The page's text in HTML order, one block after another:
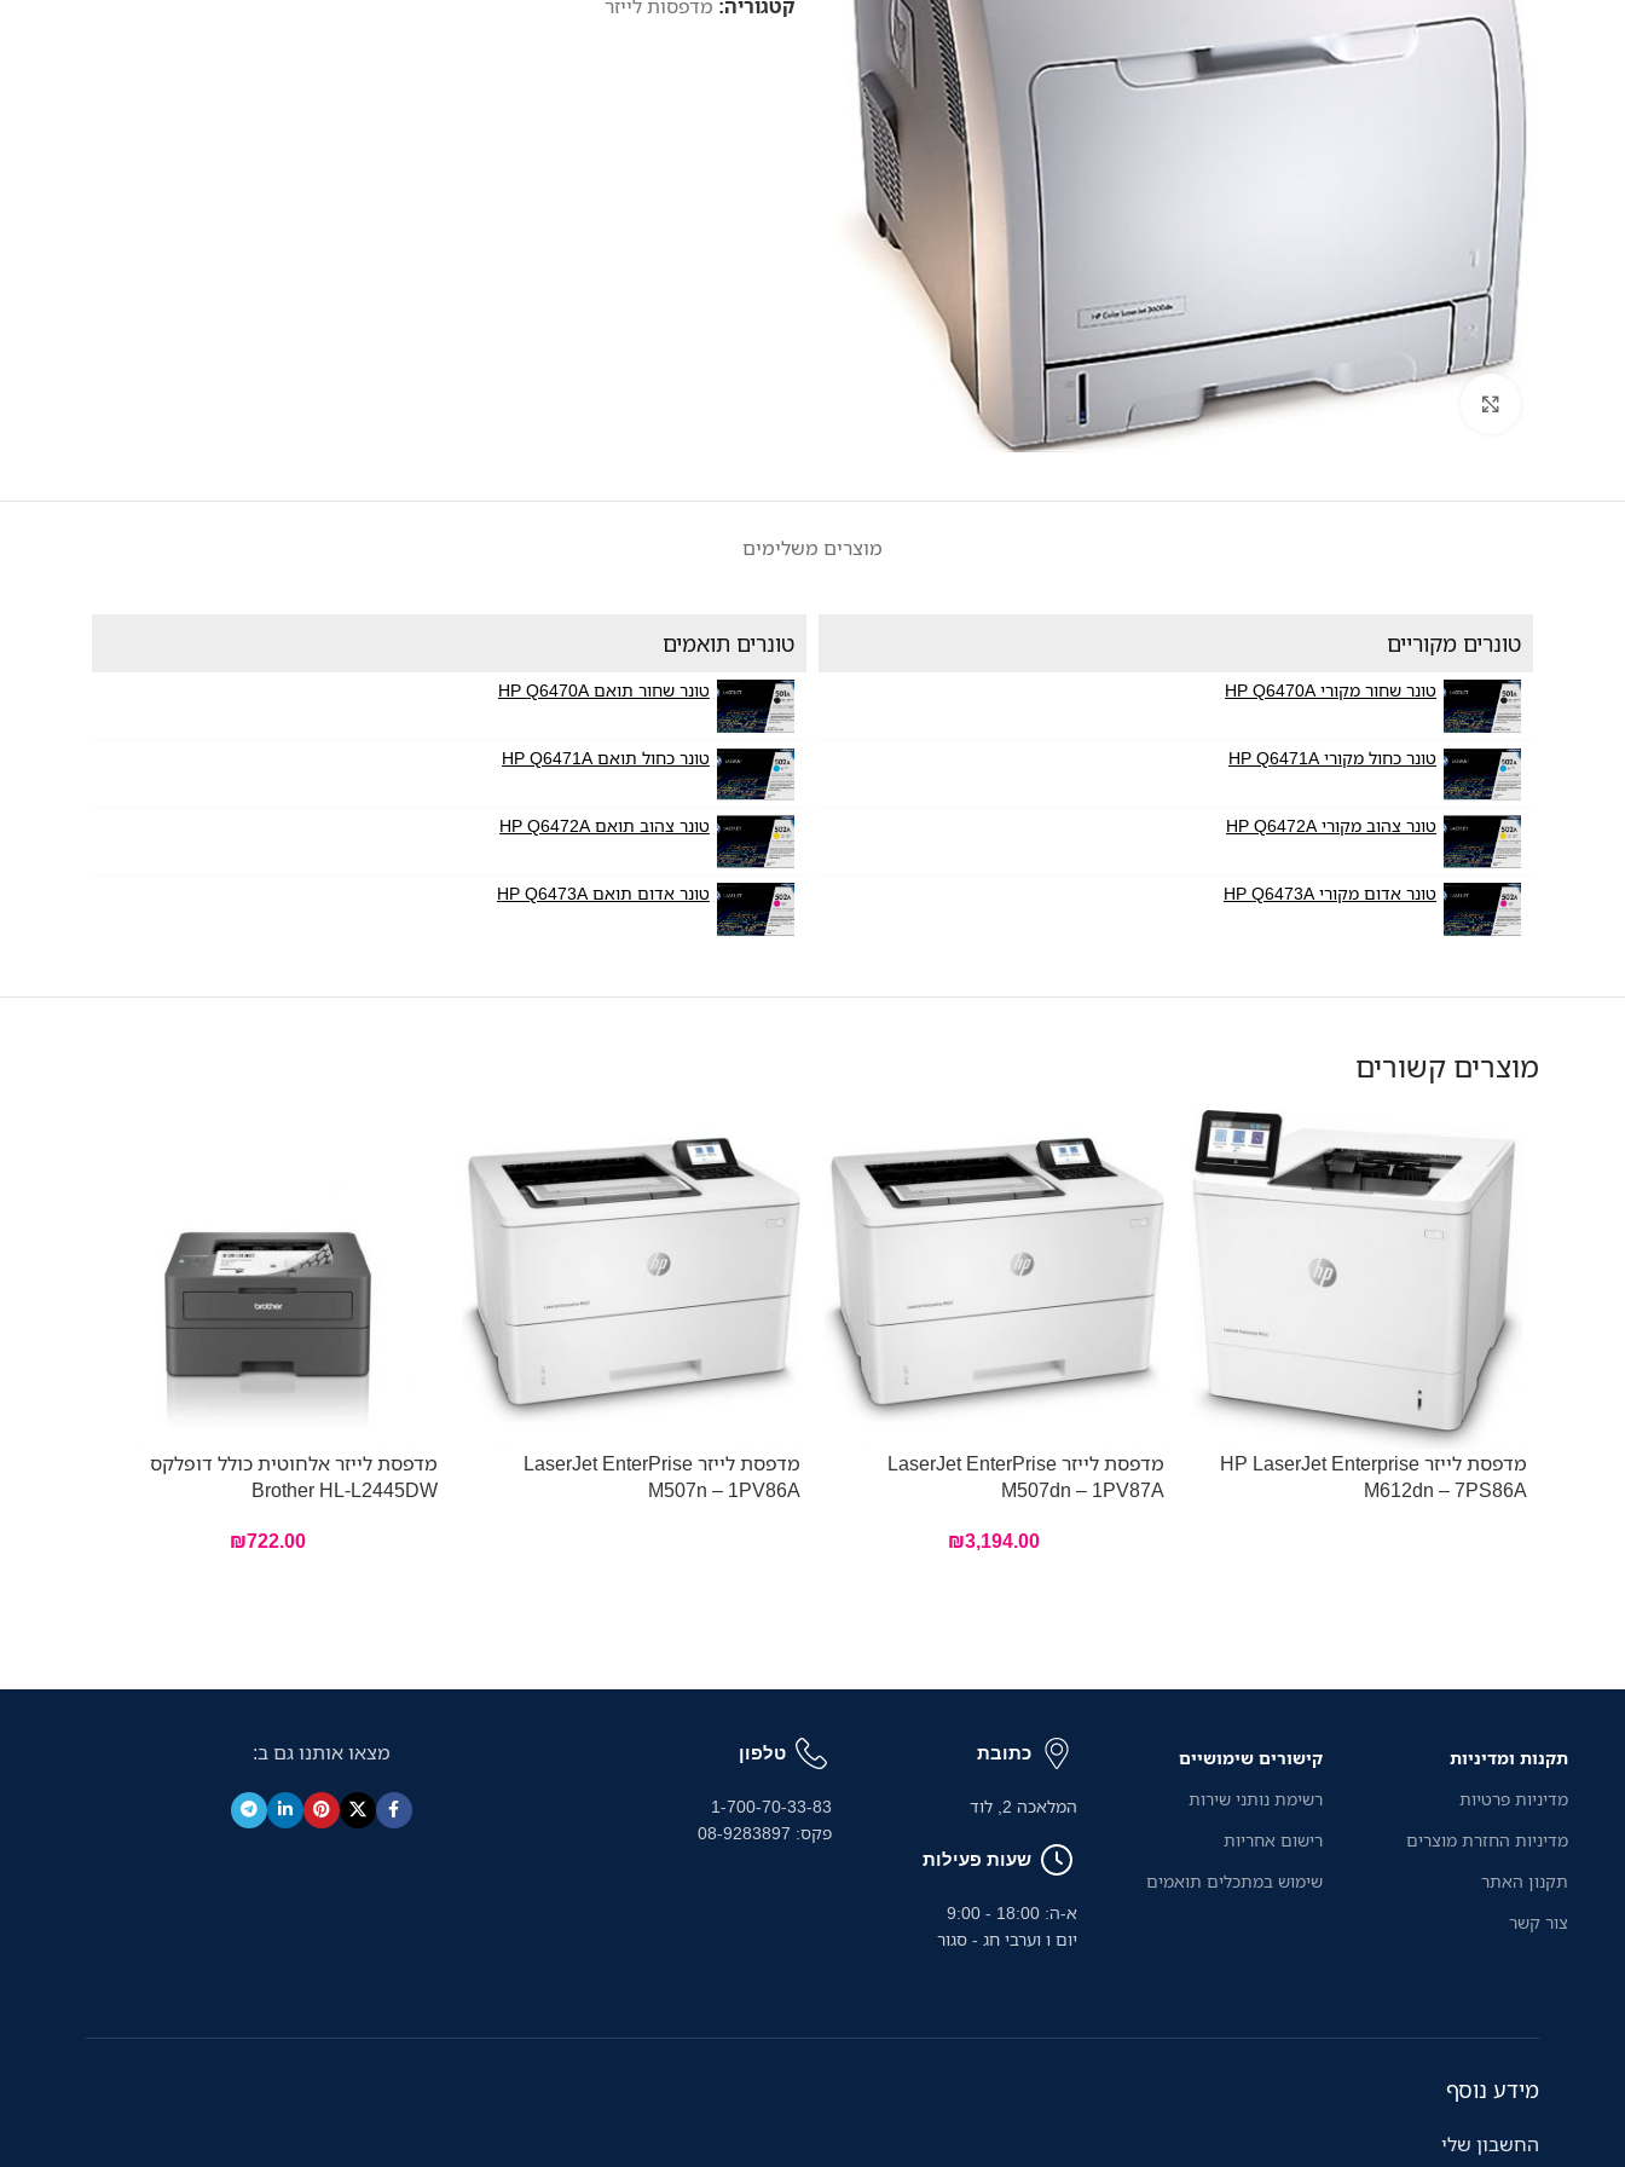
קטגוריה: מדפסות לייזר
מוצרים משלימים
טונרים מקוריים
טונר שחור מקורי HP Q6470A
טונר כחול מקורי HP Q6471A
טונר צהוב מקורי HP Q6472A
טונר אדום מקורי HP Q6473A
טונרים תואמים
טונר שחור תואם HP Q6470A
טונר כחול תואם HP Q6471A
טונר צהוב תואם HP Q6472A
טונר אדום תואם HP Q6473A
מוצרים קשורים
מדפסת לייזר HP LaserJet Enterprise
M612dn – 7PS86A
מדפסת לייזר LaserJet EnterPrise
M507dn – 1PV87A
₪3,194.00
מדפסת לייזר LaserJet EnterPrise
M507n – 1PV86A
מדפסת לייזר אלחוטית כולל דופלקס
Brother HL-L2445DW
₪722.00
תקנות ומדיניות
מדיניות פרטיות
מדיניות החזרת מוצרים
תקנון האתר
צור קשר
קישורים שימושיים
רשימת נותני שירות
רישום אחריות
שימוש במתכלים תואמים
כתובת
המלאכה 2, לוד
שעות פעילות
א-ה: 18:00 - 9:00
יום ו וערבי חג - סגור
טלפון
1-700-70-33-83
פקס: 08-9283897
מצאו אותנו גם ב:
מידע נוסף
החשבון שלי